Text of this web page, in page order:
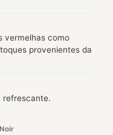
vermelhas como
provenientes da
refrescante.